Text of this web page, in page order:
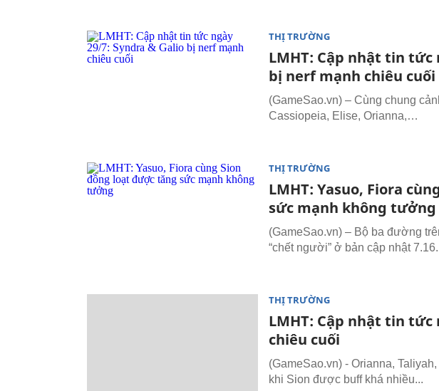
THỊ TRƯỜNG
LMHT: Cập nhật tin tức
bị nerf mạnh chiêu cuối
(GameSao.vn) – Cùng chung
Cassiopeia, Elise, Orianna,…
THỊ TRƯỜNG
LMHT: Yasuo, Fiora
sức mạnh không tưởng
(GameSao.vn) – Bộ ba đường
“chết người” ở bản cập nhật 7.16.
THỊ TRƯỜNG
LMHT: Cập nhật tin tức
chiêu cuối
(GameSao.vn) - Orianna,
khi Sion được buff khá nhiều...